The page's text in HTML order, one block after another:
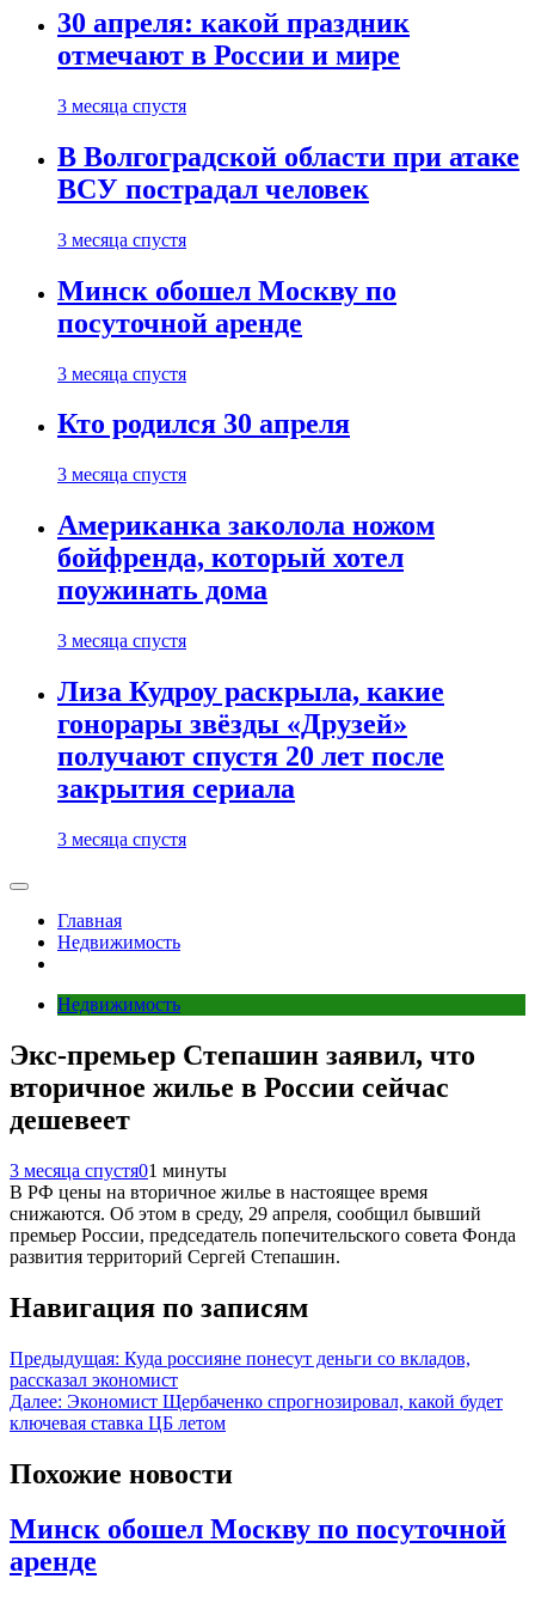
30 апреля: какой праздник
отмечают в России и мире
3 месяца спустя
В Волгоградской области при атаке
ВСУ пострадал человек
3 месяца спустя
Минск обошел Москву по
посуточной аренде
3 месяца спустя
Кто родился 30 апреля
3 месяца спустя
Американка заколола ножом
бойфренда, который хотел
поужинать дома
3 месяца спустя
Лиза Кудроу раскрыла, какие
гонорары звёзды «Друзей»
получают спустя 20 лет после
закрытия сериала
3 месяца спустя
Главная
Недвижимость
Недвижимость
Экс-премьер Степашин заявил, что
вторичное жилье в России сейчас
дешевеет
3 месяца спустя01 минуты
В РФ цены на вторичное жилье в настоящее время
снижаются. Об этом в среду, 29 апреля, сообщил бывший
премьер России, председатель попечительского совета Фонда
развития территорий Сергей Степашин.
Навигация по записям
Предыдущая: Куда россияне понесут деньги со вкладов,
рассказал экономист
Далее: Экономист Щербаченко спрогнозировал, какой будет
ключевая ставка ЦБ летом
Похожие новости
Минск обошел Москву по посуточной
аренде